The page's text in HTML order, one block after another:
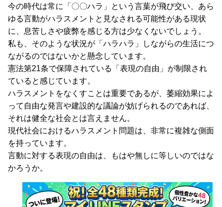
今の時代は常に「〇〇ハラ」という言葉が飛び交い、あら
ゆる言動がハラスメントと見なされる可能性がある現状
に、息苦しさや疲弊を感じる方は少なくないでしょう。
私も、そのような状況が「ハラハラ」しながらの生活につ
ながるのではないかと懸念しています。
憲法第21条で保障されている「表現の自由」が制限され
ていると感じています。
ハラスメントをなくすことは重要であるが、萎縮効果によ
って自由な発言や建設的な議論が妨げられるのであれば、
それは健全な社会とは言えません。
現代社会におけるハラスメント問題は、非常に複雑な側面
を持っています。
言動に対する表現の自由は、もはや無しに等しいのではな
かろうか。